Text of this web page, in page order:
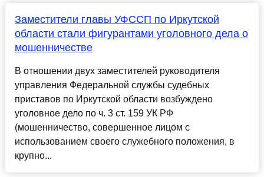
Заместители главы УФССП по Иркутской
области стали фигурантами уголовного дела о
мошенничестве
В отношении двух заместителей руководителя
управления Федеральной службы судебных
приставов по Иркутской области возбуждено
уголовное дело по ч. 3 ст. 159 УК РФ
(мошенничество, совершенное лицом с
использованием своего служебного положения, в
крупно...